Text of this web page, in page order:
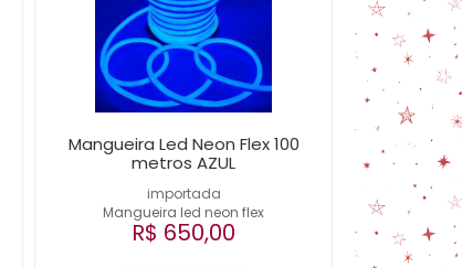
importada
Mangueira led neon flex
Mangueira Led Neon Flex 100
metros AZUL
R$ 650,00